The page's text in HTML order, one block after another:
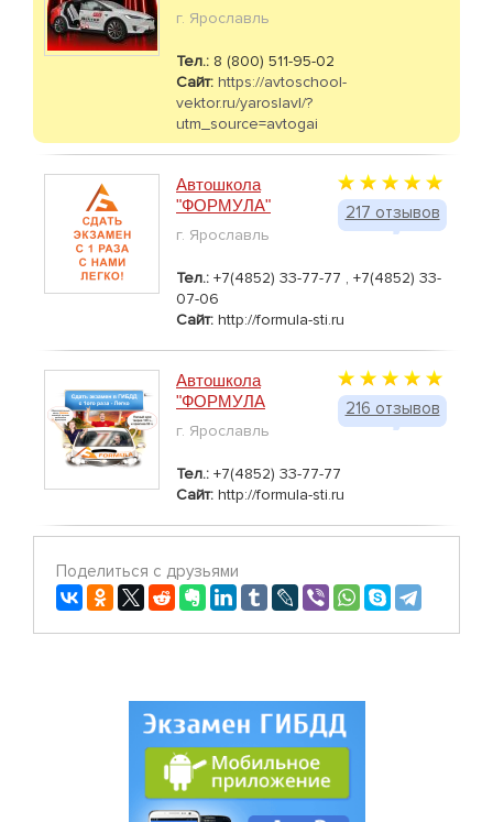
г. Ярославль
Тел.: 8 (800) 511-95-02
Сайт: https://avtoschool-
vektor.ru/yaroslavl/?
utm_source=avtogai
217 отзывов
Автошкола
"ФОРМУЛА"
г. Ярославль
Тел.: +7(4852) 33-77-77 , +7(4852) 33-
07-06
Сайт: http://formula-sti.ru
216 отзывов
Автошкола
"ФОРМУЛА
г. Ярославль
Тел.: +7(4852) 33-77-77
Сайт: http://formula-sti.ru
Поделиться с друзьями